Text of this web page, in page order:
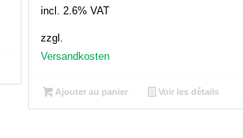
incl. 2.6% VAT
zzgl.
Versandkosten
Ajouter au panier Voir les détails